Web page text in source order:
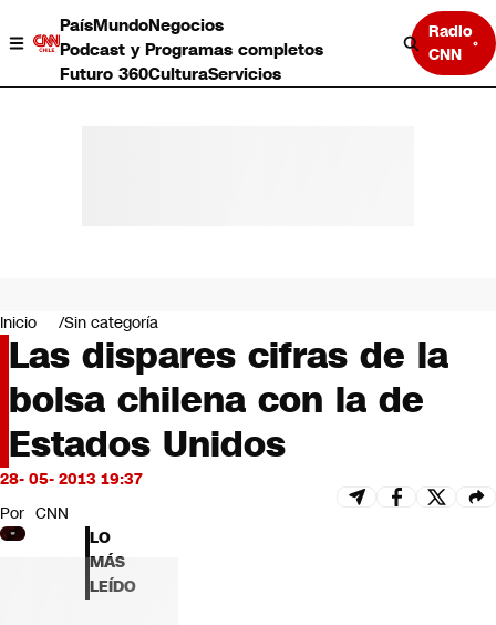
PaísMundoNegocios
Podcast y Programas completos
Futuro 360CulturaServicios
Radio
CNN
Negocios
Deportes
Programas completos
Cultura
Servicios
Bits
CNN tiempo
Futuro 360
Opinión
Inicio Sin categoría
Las dispares cifras de la
bolsa chilena con la de
Estados Unidos
28- 05- 2013 19:37
Por CNN
LO
MÁS
LEÍDO